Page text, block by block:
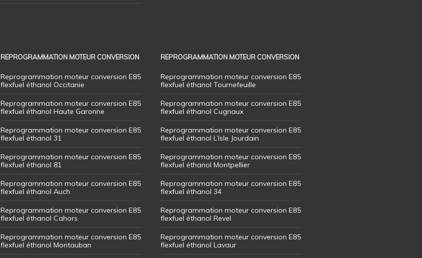
REPROGRAMMATION MOTEUR CONVERSION
Reprogrammation moteur conversion E85
flexfuel éthanol Occitanie
Reprogrammation moteur conversion E85
flexfuel éthanol Haute Garonne
Reprogrammation moteur conversion E85
flexfuel éthanol 31
Reprogrammation moteur conversion E85
flexfuel éthanol 81
Reprogrammation moteur conversion E85
flexfuel éthanol Auch
Reprogrammation moteur conversion E85
flexfuel éthanol Cahors
Reprogrammation moteur conversion E85
flexfuel éthanol Montauban
REPROGRAMMATION MOTEUR CONVERSION
Reprogrammation moteur conversion E85
flexfuel éthanol Tournefeuille
Reprogrammation moteur conversion E85
flexfuel éthanol Cugnaux
Reprogrammation moteur conversion E85
flexfuel éthanol L’Isle Jourdain
Reprogrammation moteur conversion E85
flexfuel éthanol Montpellier
Reprogrammation moteur conversion E85
flexfuel éthanol 34
Reprogrammation moteur conversion E85
flexfuel éthanol Revel
Reprogrammation moteur conversion E85
flexfuel éthanol Lavaur